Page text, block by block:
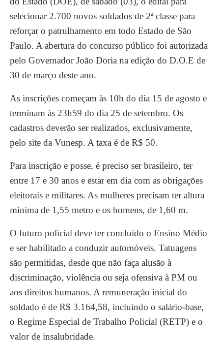
selecionar 2.700 novos soldados de 2ª classe para
reforçar o patrulhamento em todo Estado de São
Paulo. A abertura do concurso público foi autorizada
pelo Governador João Doria na edição do D.O.E de
30 de março deste ano.
As inscrições começam às 10h do dia 15 de agosto e
terminam às 23h59 do dia 25 de setembro. Os
cadastros deverão ser realizados, exclusivamente,
pelo site da Vunesp. A taxa é de R$ 50.
Para inscrição e posse, é preciso ser brasileiro, ter
entre 17 e 30 anos e estar em dia com as obrigações
eleitorais e militares. As mulheres precisam ter altura
mínima de 1,55 metro e os homens, de 1,60 m.
O futuro policial deve ter concluído o Ensino Médio
e ser habilitado a conduzir automóveis. Tatuagens
são permitidas, desde que não faça alusão à
discriminação, violência ou seja ofensiva à PM ou
aos direitos humanos. A remuneração inicial do
soldado é de R$ 3.164,58, incluindo o salário-base,
o Regime Especial de Trabalho Policial (RETP) e o
valor de insalubridade.